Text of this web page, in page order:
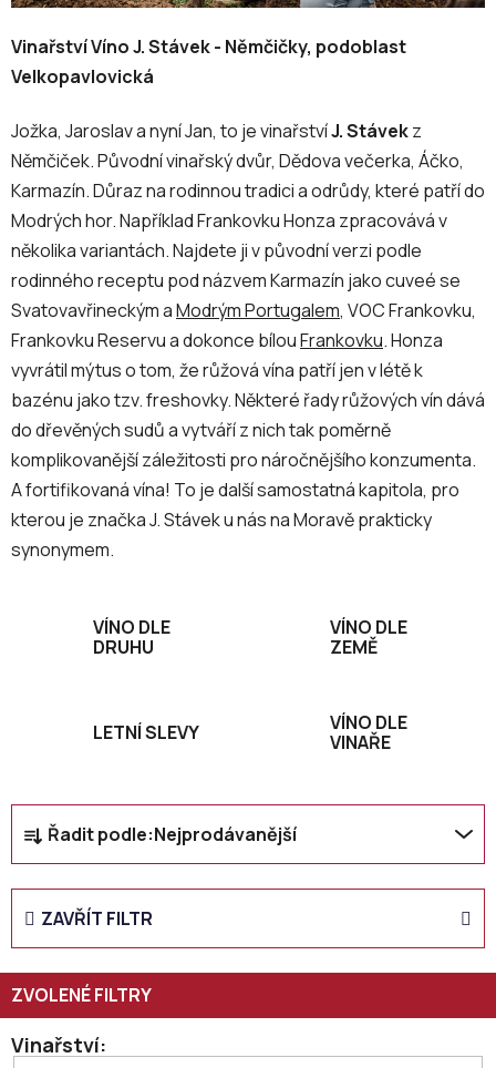
Vinařství Víno J. Stávek - Němčičky, podoblast
Velkopavlovická
Jožka, Jaroslav a nyní Jan, to je vinařstvíJ. Stávekz
Němčiček. Původní vinařský dvůr, Dědova večerka, Áčko,
Karmazín. Důraz na rodinnou tradici a odrůdy, které patří do
Modrých hor. Například Frankovku Honza zpracovává v
několika variantách. Najdete ji v původní verzi podle
rodinného receptu pod názvem Karmazín jako cuveé se
Svatovavřineckým aModrým Portugalem, VOC Frankovku,
Frankovku Reservu a dokonce bílouFrankovku. Honza
vyvrátil mýtus o tom, že růžová vína patří jen v létě k
bazénu jako tzv. freshovky. Některé řady růžových vín dává
do dřevěných sudů a vytváří z nich tak poměrně
komplikovanější záležitosti pro náročnějšího konzumenta.
A fortifikovaná vína! To je další samostatná kapitola, pro
kterou je značka J. Stávek u nás na Moravě prakticky
synonymem.
VÍNO DLE
DRUHU
VÍNO DLE
ZEMĚ
LETNÍ SLEVY
VÍNO DLE
VINAŘE
Ř
a
z
n
p
r
o
Řadit podle:Nejprodávanější
ZAVŘÍT FILTR
Vinařství